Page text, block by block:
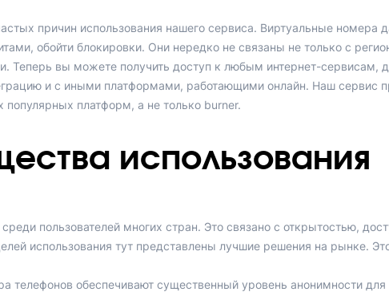
причин использования нашего сервиса. Виртуальные номера
обойти блокировки. Они нередко не связаны не только с
Теперь вы можете получить доступ к любым интернет-сервисам,
и с иными платформами, работающими онлайн. Наш сервис
платформ, а не только burner.
использования
пользователей многих стран. Это связано с открытостью,
использования тут представлены лучшие решения на рынке.
телефонов обеспечивают существенный уровень анонимности для